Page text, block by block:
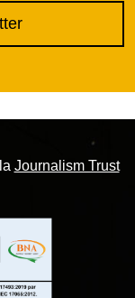
Journalism Trust